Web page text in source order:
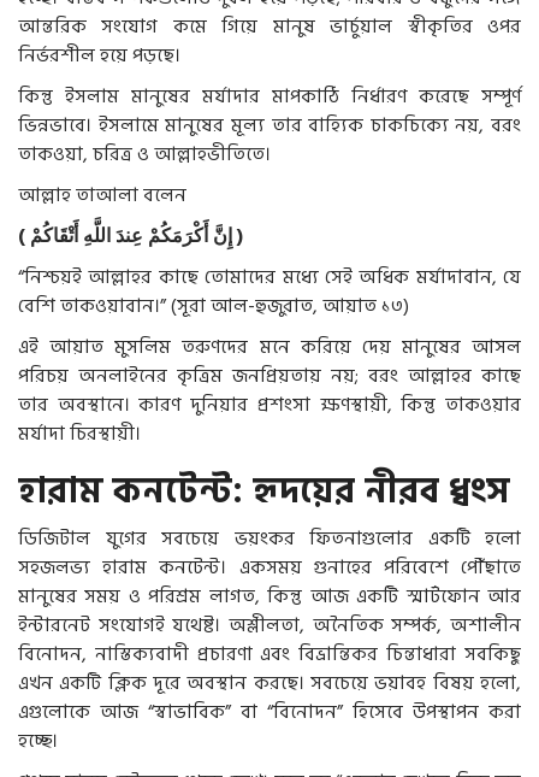
আন্তরিক সংযোগ কমে গিয়ে মানুষ ভার্চুয়াল স্বীকৃতির ওপর
নির্ভরশীল হয়ে পড়ছে।
কিন্তু ইসলাম মানুষের মর্যাদার মাপকাঠি নির্ধারণ করেছে সম্পূর্ণ
ভিন্নভাবে। ইসলামে মানুষের মূল্য তার বাহ্যিক চাকচিক্যে নয়, বরং
তাকওয়া, চরিত্র ও আল্লাহভীতিতে।
আল্লাহ তাআলা বলেন
(
إِنَّأَكْرَمَكُمْ عِندَاللَّهِأَتْقَاكُمْ
)
“নিশ্চয়ই আল্লাহর কাছে তোমাদের মধ্যে সেই অধিক মর্যাদাবান, যে
বেশি তাকওয়াবান।” (সূরা আল-হুজুরাত, আয়াত ১৩)
এই আয়াত মুসলিম তরুণদের মনে করিয়ে দেয় মানুষের আসল
পরিচয় অনলাইনের কৃত্রিম জনপ্রিয়তায় নয়; বরং আল্লাহর কাছে
তার অবস্থানে। কারণ দুনিয়ার প্রশংসা ক্ষণস্থায়ী, কিন্তু তাকওয়ার
মর্যাদা চিরস্থায়ী।
হারাম কনটেন্ট: হৃদয়ের নীরব ধ্বংস
ডিজিটাল যুগের সবচেয়ে ভয়ংকর ফিতনাগুলোর একটি হলো
সহজলভ্য হারাম কনটেন্ট। একসময় গুনাহের পরিবেশে পৌঁছাতে
মানুষের সময় ও পরিশ্রম লাগত, কিন্তু আজ একটি স্মার্টফোন আর
ইন্টারনেট সংযোগই যথেষ্ট। অশ্লীলতা, অনৈতিক সম্পর্ক, অশালীন
বিনোদন, নাস্তিক্যবাদী প্রচারণা এবং বিভ্রান্তিকর চিন্তাধারা সবকিছু
এখন একটি ক্লিক দূরে অবস্থান করছে। সবচেয়ে ভয়াবহ বিষয় হলো,
এগুলোকে আজ “স্বাভাবিক” বা “বিনোদন” হিসেবে উপস্থাপন করা
হচ্ছে।